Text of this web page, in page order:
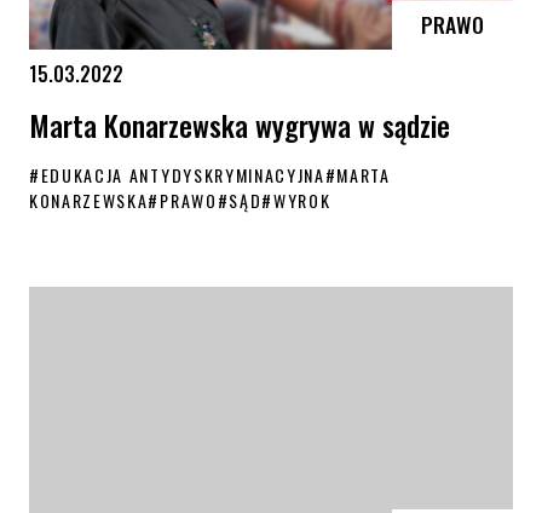
PRAWO
15.03.2022
Marta Konarzewska wygrywa w sądzie
#EDUKACJA ANTYDYSKRYMINACYJNA#MARTA
KONARZEWSKA#PRAWO#SĄD#WYROK